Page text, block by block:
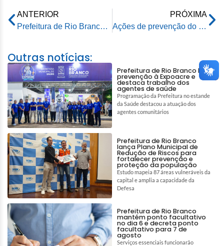
ANTERIOR
Prefeitura de Rio Branco cria o Conselho Municipal de Segurança Pública
PRÓXIMA
Ações de prevenção do Câncer de Mama são intensificadas pela prefeitura neste mês de outubro
Outras notícias:
Prefeitura de Rio Branco leva
prevenção à Expoacre e
destaca trabalho dos
agentes de saúde
Programação da Prefeitura no estande
da Saúde destacou a atuação dos
agentes comunitários
Prefeitura de Rio Branco
lança Plano Municipal de
Redução de Riscos para
fortalecer prevenção e
proteção da população
Estudo mapeia 87 áreas vulneráveis da
capital e amplia a capacidade da
Defesa
Prefeitura de Rio Branco
mantém ponto facultativo
no dia 6 e decreta ponto
facultativo para 7 de
agosto
Serviços essenciais funcionarão